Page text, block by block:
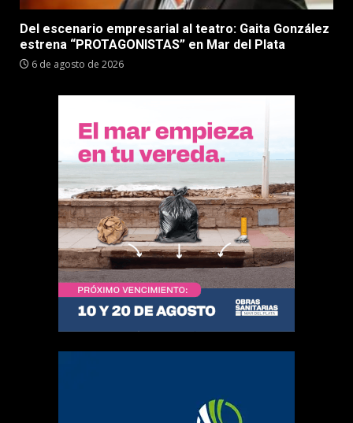
Del escenario empresarial al teatro: Gaita González
estrena “PROTAGONISTAS” en Mar del Plata
6 de agosto de 2026